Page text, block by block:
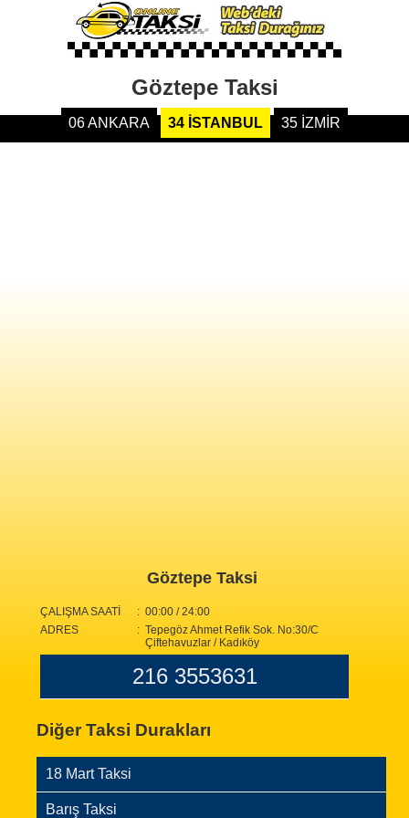
Göztepe Taksi
06 ANKARA 34 İSTANBUL 35 İZMİR
Göztepe Taksi
ÇALIŞMA SAATİ
: 00:00 / 24:00
ADRES
: Tepegöz Ahmet Refik Sok. No:30/C
Çiftehavuzlar / Kadıköy
216 3553631
Diğer Taksi Durakları
18 Mart Taksi
Barış Taksi